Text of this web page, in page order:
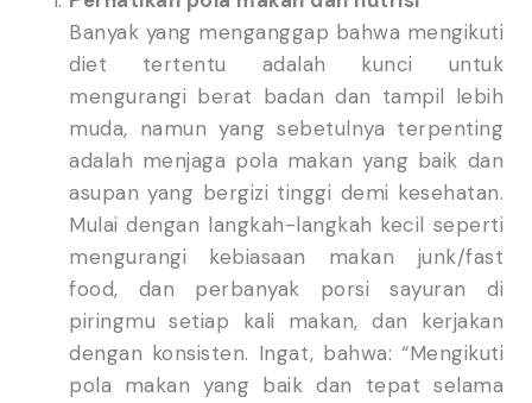
Banyak yang menganggap bahwa mengikuti
diet tertentu adalah kunci untuk
mengurangi berat badan dan tampil lebih
muda, namun yang sebetulnya terpenting
adalah menjaga pola makan yang baik dan
asupan yang bergizi tinggi demi kesehatan.
Mulai dengan langkah-langkah kecil seperti
mengurangi kebiasaan makan junk/fast
food, dan perbanyak porsi sayuran di
piringmu setiap kali makan, dan kerjakan
dengan konsisten. Ingat, bahwa: “Mengikuti
pola makan yang baik dan tepat selama